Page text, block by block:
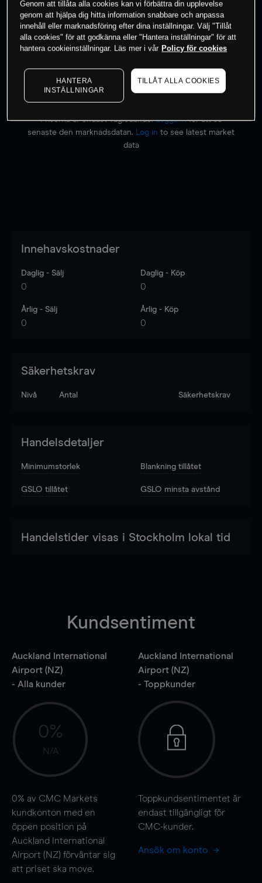
instrument
Börja handla
Priserna är endast vägledande.Logga inför att se
senaste den marknadsdatan.
Log in to see latest market
data
Innehavskostnader
Daglig - Sälj
0
Daglig - Köp
0
Årlig - Sälj
0
Årlig - Köp
0
Säkerhetskrav
Nivå Antal Säkerhetskrav
Handelsdetaljer
Minimumstorlek Blankning tillåtet
GSLO tillåtet GSLO minsta avstånd
Handelstider visas i Stockholm lokal tid
Kundsentiment
Auckland International
Airport (NZ)
- Alla kunder
0%
N/A
0% av CMC Markets
kundkonton med en
öppen position på
Auckland International
Airport (NZ) förväntar sig
att priset ska move.
Auckland International
Airport (NZ)
- Toppkunder
Toppkundsentimentet är
endast tillgängligt för
CMC-kunder.
Ansök om konto
Genom att tillåta alla cookies kan vi förbättra din upplevelse
genom att hjälpa dig hitta information snabbare och anpassa
innehåll eller marknadsföring efter dina inställningar. Välj "Tillåt
alla cookies" för att godkänna eller "Hantera inställningar" för att
hantera cookieinställningar. Läs mer i vår Policy för cookies
HANTERA
INSTÄLLNINGAR
TILLÅT ALLA COOKIES